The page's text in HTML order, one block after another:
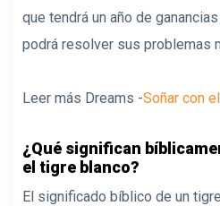
que tendrá un año de
podrá resolver sus problemas
Leer más Dreams -Soñar con
¿Qué significan
el tigre blanco?
El significado bíblico de un